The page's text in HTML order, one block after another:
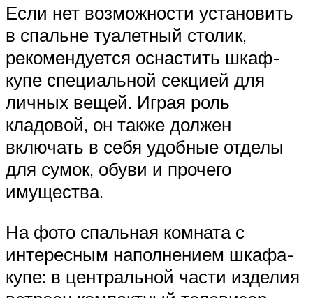
Если нет возможности установить
в спальне туалетный столик,
рекомендуется оснастить шкаф-
купе специальной секцией для
личных вещей. Играя роль
кладовой, он также должен
включать в себя удобные отделы
для сумок, обуви и прочего
имущества.
На фото спальная комната с
интересным наполнением шкафа-
купе: в центральной части изделия